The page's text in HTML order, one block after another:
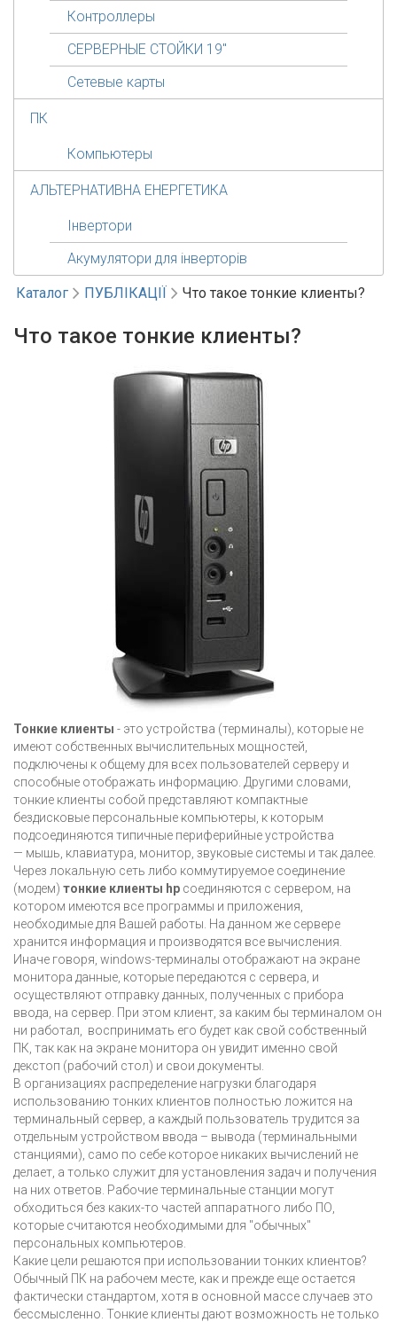
Контроллеры
СЕРВЕРНЫЕ СТОЙКИ 19"
Сетевые карты
ПК
Компьютеры
АЛЬТЕРНАТИВНА ЕНЕРГЕТИКА
Інвертори
Акумулятори для інверторів
Каталог ПУБЛІКАЦІЇ Что такое тонкие клиенты?
Что такое тонкие клиенты?
Тонкие клиенты - это устройства (терминалы), которые не
имеют собственных вычислительных мощностей,
подключены к общему для всех пользователей серверу и
способные отображать информацию. Другими словами,
тонкие клиенты собой представляют компактные
бездисковые персональные компьютеры, к которым
подсоединяются типичные периферийные устройства
— мышь, клавиатура, монитор, звуковые системы и так далее.
Через локальную сеть либо коммутируемое соединение
(модем) тонкие клиенты hp соединяются с сервером, на
котором имеются все программы и приложения,
необходимые для Вашей работы. На данном же сервере
хранится информация и производятся все вычисления.
Иначе говоря, windows-терминалы отображают на экране
монитора данные, которые передаются с сервера, и
осуществляют отправку данных, полученных с прибора
ввода, на сервер. При этом клиент, за каким бы терминалом он
ни работал, воспринимать его будет как свой собственный
ПК, так как на экране монитора он увидит именно свой
декстоп (рабочий стол) и свои документы.
В организациях распределение нагрузки благодаря
использованию тонких клиентов полностью ложится на
терминальный сервер, а каждый пользователь трудится за
отдельным устройством ввода – вывода (терминальными
станциями), само по себе которое никаких вычислений не
делает, а только служит для установления задач и получения
на них ответов. Рабочие терминальные станции могут
обходиться без каких-то частей аппаратного либо ПО,
которые считаются необходимыми для "обычных"
персональных компьютеров.
Какие цели решаются при использовании тонких клиентов?
Обычный ПК на рабочем месте, как и прежде еще остается
фактически стандартом, хотя в основной массе случаев это
бессмысленно. Тонкие клиенты дают возможность не только